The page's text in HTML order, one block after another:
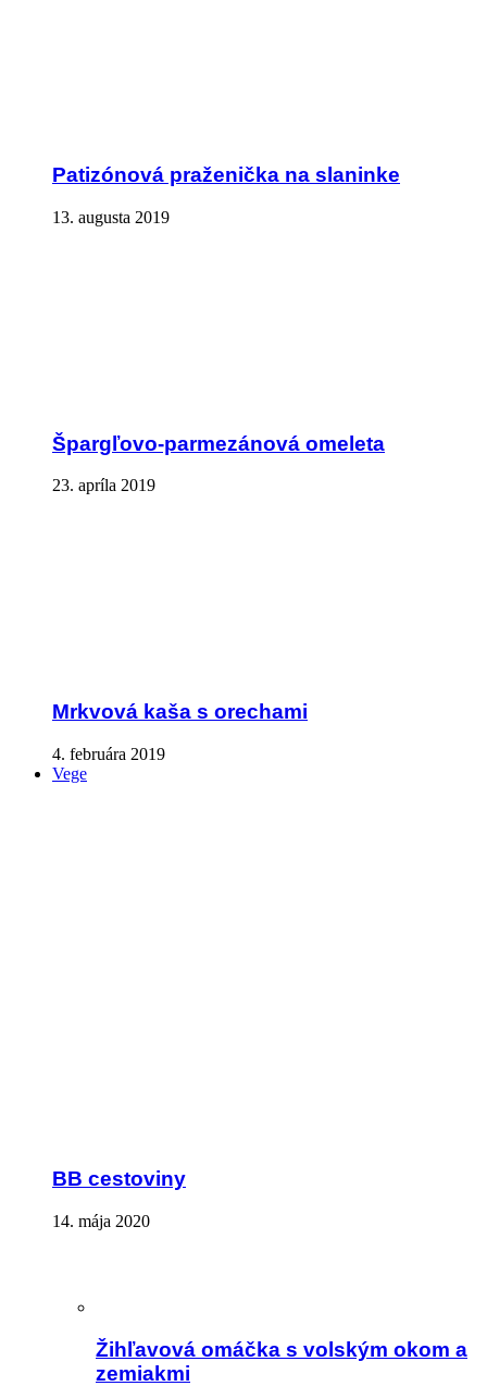
Patizónová praženička na slaninke
13. augusta 2019
Špargľovo-parmezánová omeleta
23. apríla 2019
Mrkvová kaša s orechami
4. februára 2019
Vege
BB cestoviny
14. mája 2020
Žihľavová omáčka s volským okom a
zemiakmi